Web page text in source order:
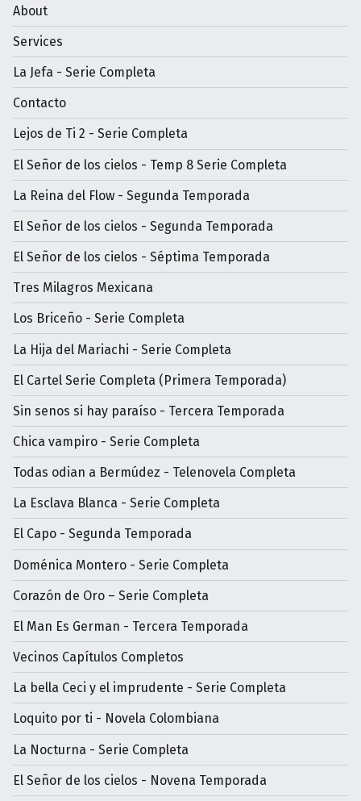
About
Services
La Jefa - Serie Completa
Contacto
Lejos de Ti 2 - Serie Completa
El Señor de los cielos - Temp 8 Serie Completa
La Reina del Flow - Segunda Temporada
El Señor de los cielos - Segunda Temporada
El Señor de los cielos - Séptima Temporada
Tres Milagros Mexicana
Los Briceño - Serie Completa
La Hija del Mariachi - Serie Completa
El Cartel Serie Completa (Primera Temporada)
Sin senos si hay paraíso - Tercera Temporada
Chica vampiro - Serie Completa
Todas odian a Bermúdez - Telenovela Completa
La Esclava Blanca - Serie Completa
El Capo - Segunda Temporada
Doménica Montero - Serie Completa
Corazón de Oro – Serie Completa
El Man Es German - Tercera Temporada
Vecinos Capítulos Completos
La bella Ceci y el imprudente - Serie Completa
Loquito por ti - Novela Colombiana
La Nocturna - Serie Completa
El Señor de los cielos - Novena Temporada